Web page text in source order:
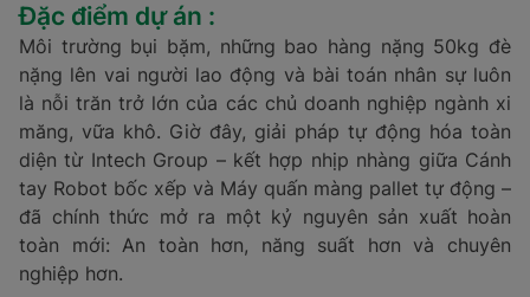
Đặc điểm dự án :
Môi trường bụi bặm, những bao hàng nặng 50kg đè
nặng lên vai người lao động và bài toán nhân sự luôn
là nỗi trăn trở lớn của các chủ doanh nghiệp ngành xi
măng, vữa khô. Giờ đây, giải pháp tự động hóa toàn
diện từ Intech Group – kết hợp nhịp nhàng giữa Cánh
tay Robot bốc xếp và Máy quấn màng pallet tự động –
đã chính thức mở ra một kỷ nguyên sản xuất hoàn
toàn mới: An toàn hơn, năng suất hơn và chuyên
nghiệp hơn.